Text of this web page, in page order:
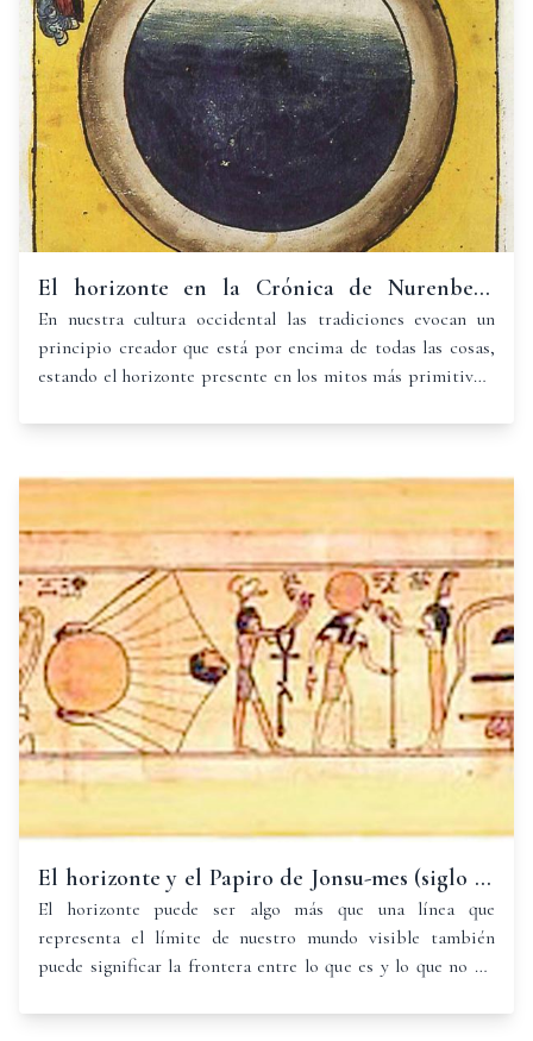
El horizonte en la Crónica de Nurenberg
(1493)
En nuestra cultura occidental las tradiciones evocan un
principio creador que está por encima de todas las cosas,
estando el horizonte presente en los mitos más primitivos,
El horizonte y el Papiro de Jonsu-mes (siglo 10
a.C.)
El horizonte puede ser algo más que una línea que
representa el límite de nuestro mundo visible también
puede significar la frontera entre lo que es y lo que no es,